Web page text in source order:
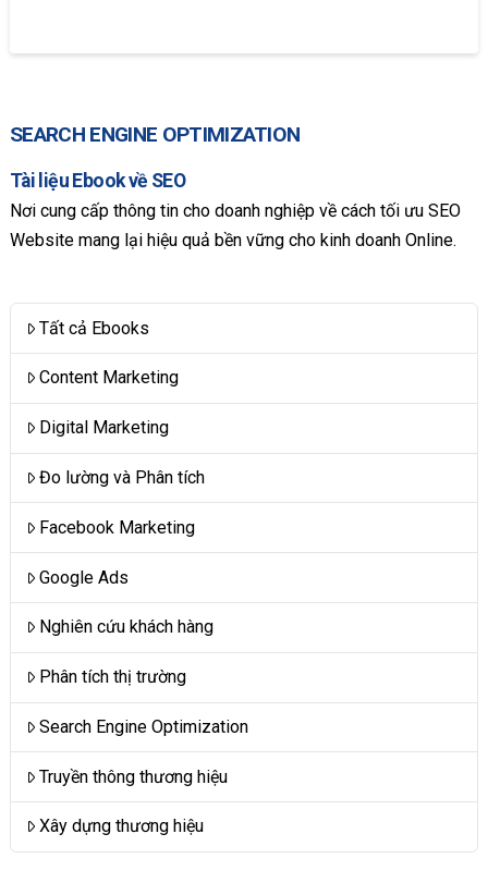
SEARCH ENGINE OPTIMIZATION
Tài liệu Ebook về SEO
Nơi cung cấp thông tin cho doanh nghiệp về cách tối ưu SEO
Website mang lại hiệu quả bền vững cho kinh doanh Online.
Tất cả Ebooks
Content Marketing
Digital Marketing
Đo lường và Phân tích
Facebook Marketing
Google Ads
Nghiên cứu khách hàng
Phân tích thị trường
Search Engine Optimization
Truyền thông thương hiệu
Xây dựng thương hiệu